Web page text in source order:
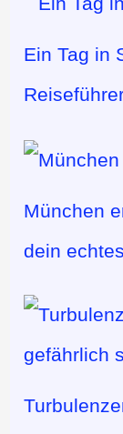
Ein Tag in
München
dein